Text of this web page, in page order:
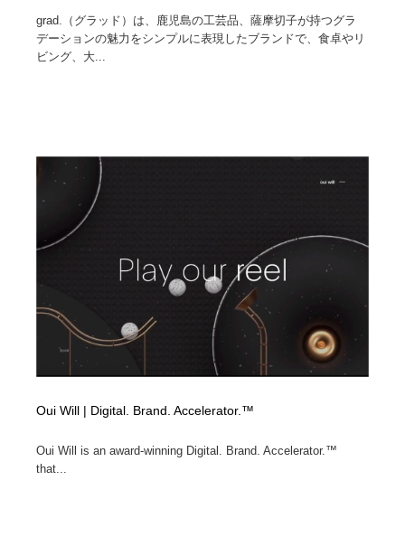
grad.（グラッド）は、鹿児島の工芸品、薩摩切子が持つグラ
デーションの魅力をシンプルに表現したブランドで、食卓やリ
ビング、大...
Oui Will | Digital. Brand. Accelerator.™
Oui Will is an award-winning Digital. Brand. Accelerator.™
that...